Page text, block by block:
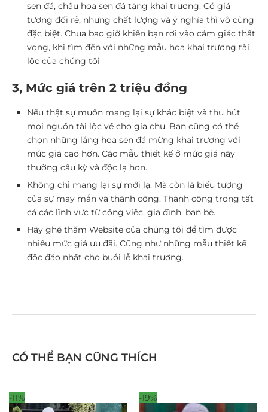
sen đá, chậu hoa sen đá tặng khai trương. Có giá
tương đối rẻ, nhưng chất lượng và ý nghĩa thì vô cùng
đặc biệt. Chua bao giờ khiến bạn rơi vào cảm giác thất
vọng, khi tìm đến với những mẫu hoa khai trương tài
lộc của chúng tôi
3, Mức giá trên 2 triệu đồng
Nếu thật sự muốn mang lại sự khác biệt và thu hút
mọi nguồn tài lộc về cho gia chủ. Bạn cũng có thể
chọn những lẵng hoa sen đá mừng khai trương với
mức giá cao hơn. Các mẫu thiết kế ở mức giá này
thường cầu kỳ và độc lạ hơn.
Không chỉ mang lại sự mới lạ. Mà còn là biểu tượng
của sự may mắn và thành công. Thành công trong tất
cả các lĩnh vực từ công việc, gia đình, bạn bè.
Hãy ghé thăm Website của chúng tôi để tìm được
nhiều mức giá ưu đãi. Cũng như những mẫu thiết kế
độc đáo nhất cho buổi lễ khai trương.
CÓ THỂ BẠN CŨNG THÍCH
-11% -19%